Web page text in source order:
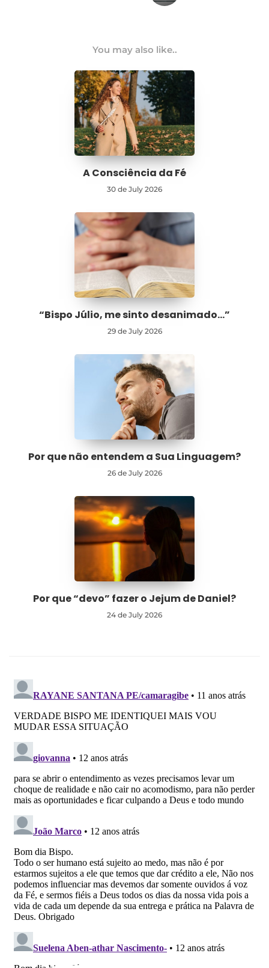
You may also like..
A Consciência da Fé
30 de July 2026
“Bispo Júlio, me sinto desanimado…”
29 de July 2026
Por que não entendem a Sua Linguagem?
26 de July 2026
Por que “devo” fazer o Jejum de Daniel?
24 de July 2026